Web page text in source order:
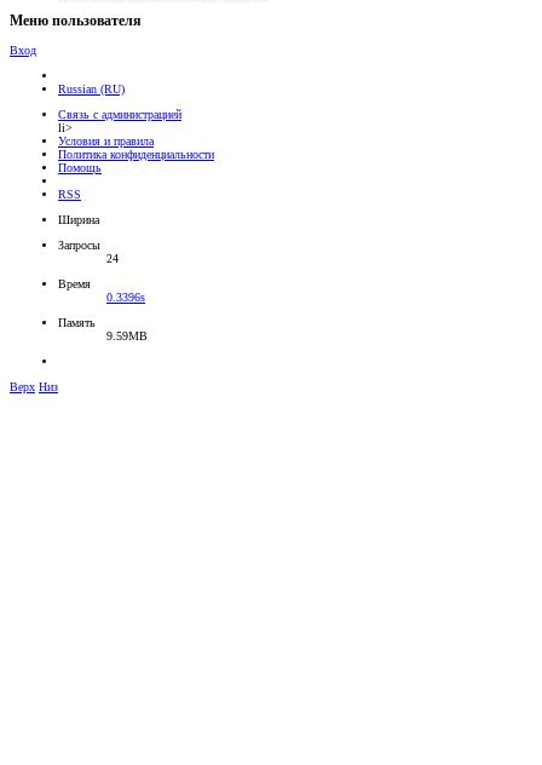
Меню пользователя
Вход
Russian (RU)
Связь с администрацией
li>
Условия и правила
Политика конфиденциальности
Помощь
RSS
Ширина
Запросы
24
Время
0.3396s
Память
9.59MB
Верх Низ